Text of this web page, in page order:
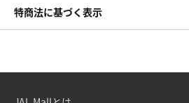
特商法に基づく表示